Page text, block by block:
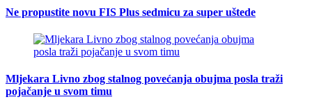
Ne propustite novu FIS Plus sedmicu za super uštede
Mljekara Livno zbog stalnog povećanja obujma posla traži
pojačanje u svom timu